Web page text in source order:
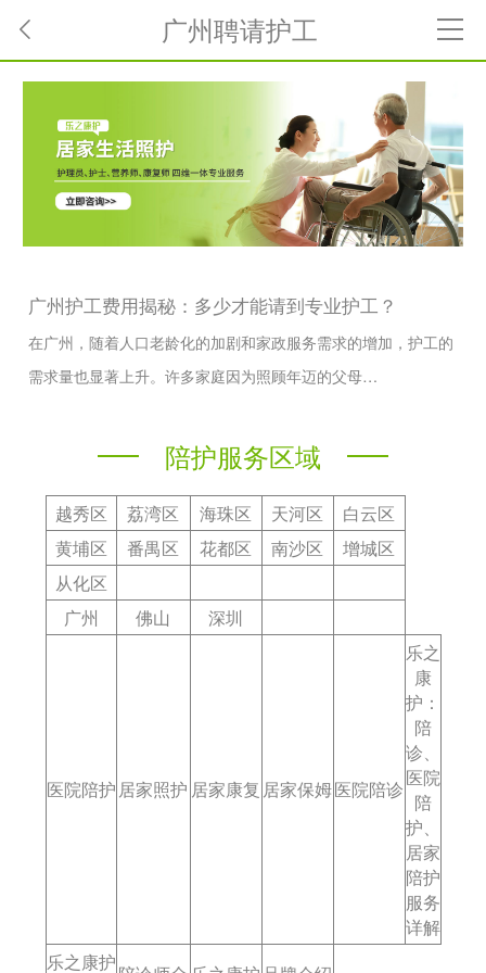
广州聘请护工
广州护工费用揭秘：多少才能请到专业护工？
在广州，随着人口老龄化的加剧和家政服务需求的增加，护工的
需求量也显著上升。许多家庭因为照顾年迈的父母…
陪护服务区域
越秀区 荔湾区 海珠区 天河区
白云区
黄埔区
番禺区 花都区 南沙区
增城区
从化区
广州
佛山 深圳
医院陪护 居家照护 居家康复 居家保姆医院陪诊
乐之
康
护：
陪
诊、
医院
陪
护、
居家
陪护
服务
详解
乐之康护